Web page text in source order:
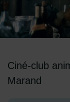
Ciné-club
Marand